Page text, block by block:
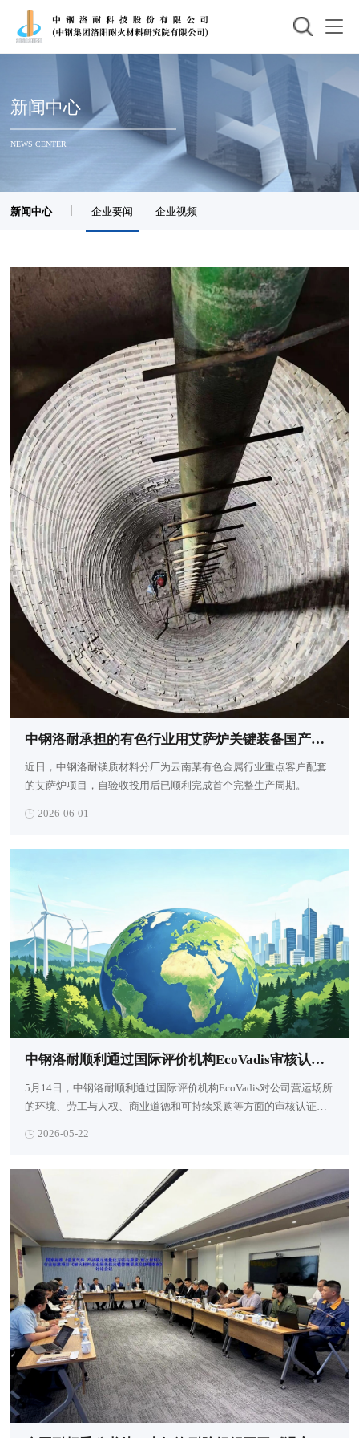
新闻中心
NEWS CENTER
新闻中心 企业要闻 企业视频
中钢洛耐承担的有色行业用艾萨炉关键装备国产化替代项目受到客户认可
近日，中钢洛耐镁质材料分厂为云南某有色金属行业重点客户配套
的艾萨炉项目，自验收投用后已顺利完成首个完整生产周期。
2026-06-01
中钢洛耐顺利通过国际评价机构EcoVadis审核认证并获得“承诺奖章”
5月14日，中钢洛耐顺利通过国际评价机构EcoVadis对公司营运场所
的环境、劳工与人权、商业道德和可持续采购等方面的审核认证，
2026-05-22